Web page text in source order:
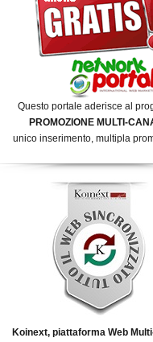
Questo portale aderisce al
PROMOZIONE MULTI-
unico inserimento, multipla
Koinext, piattaforma Web